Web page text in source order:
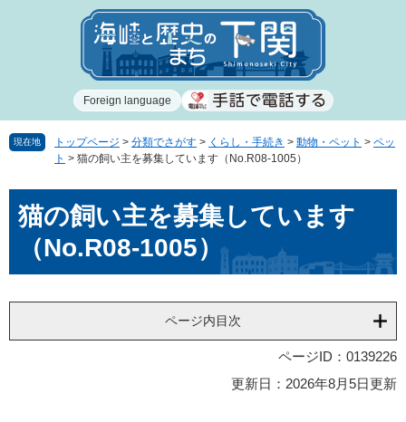
で
ば
Foreign language
現在地 トップページ > 分類でさがす > くらし・手続き > 動物・ペット > ペッ
ト > 猫の飼い主を募集しています（No.R08-1005）
文猫の飼い主を募集しています
（No.R08-1005）
ページ内目次
ページID：0139226
更新日：2026年8月5日更新